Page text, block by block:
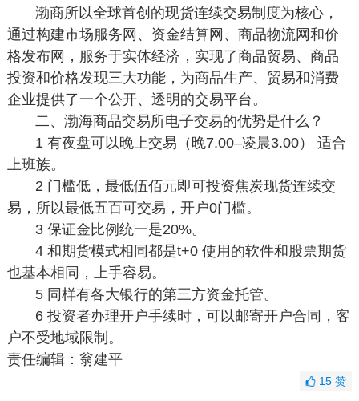
渤商所以全球首创的现货连续交易制度为核心，
通过构建市场服务网、资金结算网、商品物流网和价
格发布网，服务于实体经济，实现了商品贸易、商品
投资和价格发现三大功能，为商品生产、贸易和消费
企业提供了一个公开、透明的交易平台。
二、渤海商品交易所电子交易的优势是什么？
1 有夜盘可以晚上交易（晚7.00–凌晨3.00） 适合
上班族。
2 门槛低，最低伍佰元即可投资焦炭现货连续交
易，所以最低五百可交易，开户0门槛。
3 保证金比例统一是20%。
4 和期货模式相同都是t+0 使用的软件和股票期货
也基本相同，上手容易。
5 同样有各大银行的第三方资金托管。
6 投资者办理开户手续时，可以邮寄开户合同，客
户不受地域限制。
责任编辑：翁建平
15赞